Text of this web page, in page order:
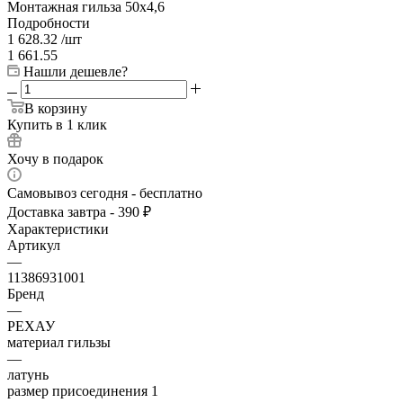
Монтажная гильза 50х4,6
Подробности
1 628.32 /шт
1 661.55
Нашли дешевле?
В корзину
Купить в 1 клик
Хочу в подарок
Самовывоз сегодня - бесплатно
Доставка завтра - 390 ₽
Характеристики
Артикул
—
11386931001
Бренд
—
РЕХАУ
материал гильзы
—
латунь
размер присоединения 1